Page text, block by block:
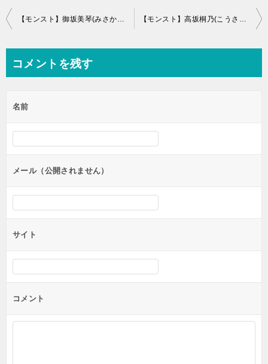
投
ビ
ー
シ
ン
【モンスト】御坂美琴(みさかみこと)の評価と運極適正 【モンスト】高坂桐乃(こうさかきり)の評価と運極適正
コメントを残す
名前
メール（公開されません）
サイト
コメント